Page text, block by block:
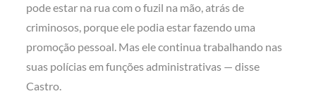
pode estar na rua com o fuzil na mão, atrás de
criminosos, porque ele podia estar fazendo uma
promoção pessoal. Mas ele continua trabalhando nas
suas polícias em funções administrativas — disse
Castro.